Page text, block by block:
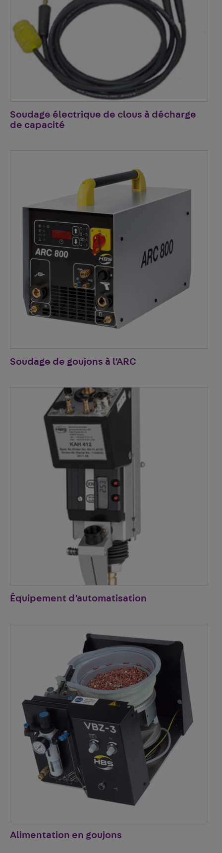
Soudage électrique de clous à décharge
de capacité
Soudage de goujons à l’ARC
Équipement d’automatisation
Alimentation en goujons